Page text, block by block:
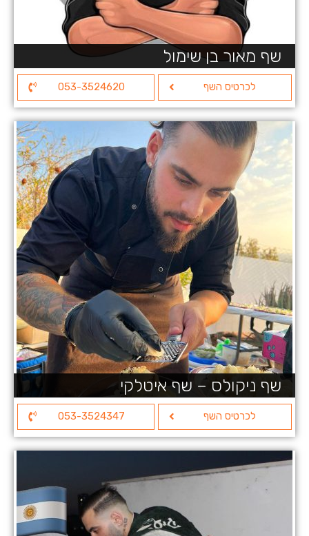
שף מאור בן שימול
לכרטיס השף 053-3524620
שף ניקולס – שף איטלקי
לכרטיס השף 053-3524347